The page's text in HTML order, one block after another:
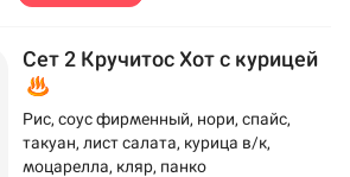
Сет 2 Кручитос Хот с курицей
Рис, соус фирменный, нори, спайс,
такуан, лист салата, курица в/к,
моцарелла, кляр, панко